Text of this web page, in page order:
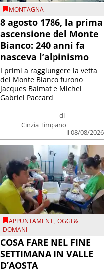
MONTAGNA
8 agosto 1786, la prima
ascensione del Monte
Bianco: 240 anni fa
nasceva l’alpinismo
di
Cinzia Timpano
il 08/08/2026
I primi a raggiungere la vetta
del Monte Bianco furono
Jacques Balmat e Michel
Gabriel Paccard
APPUNTAMENTI,OGGI &
DOMANI
COSA FARE NEL FINE
SETTIMANA IN VALLE
D’AOSTA